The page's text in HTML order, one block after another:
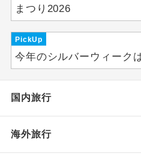
まつり2026
PickUp
今年のシルバーウィーク
国内旅行
海外旅行